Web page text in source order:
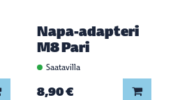
Lisää koriin
Napa-adapteri
M8 Pari
Saatavilla
8,90 € Lisää